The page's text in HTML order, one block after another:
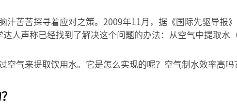
汁苦苦探寻着应对之策。2009年11月，据《国际先驱导报
人声称已经找到了解决这个问题的办法：从空气中提取水
空气来提取饮用水。它是怎么实现的呢？空气制水效率高吗